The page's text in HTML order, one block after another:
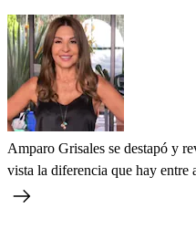
Amparo Grisales se destapó y
vista la diferencia que hay entre